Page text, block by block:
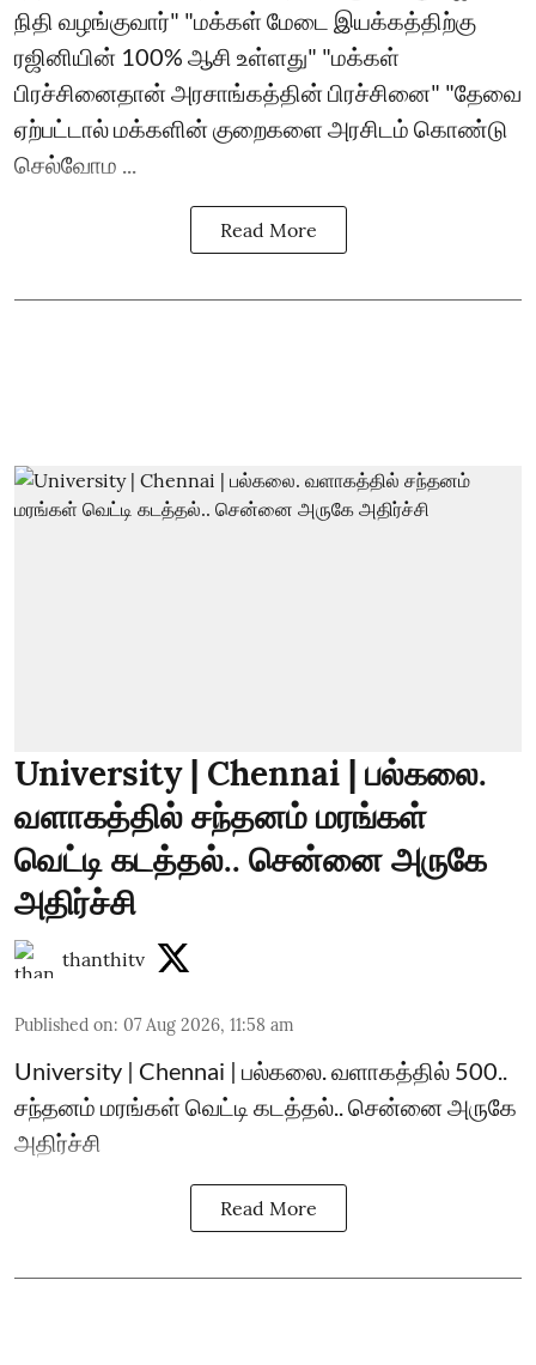
நிதி வழங்குவார்" "மக்கள் மேடை இயக்கத்திற்கு
ரஜினியின் 100% ஆசி உள்ளது" "மக்கள்
பிரச்சினைதான் அரசாங்கத்தின் பிரச்சினை" "தேவை
ஏற்பட்டால் மக்களின் குறைகளை அரசிடம் கொண்டு
செல்வோம ...
Read More
University | Chennai | பல்கலை.
வளாகத்தில் சந்தனம் மரங்கள்
வெட்டி கடத்தல்.. சென்னை அருகே
அதிர்ச்சி
thanthitv
Published on: 07 Aug 2026, 11:58 am
University | Chennai | பல்கலை. வளாகத்தில் 500..
சந்தனம் மரங்கள் வெட்டி கடத்தல்.. சென்னை அருகே
அதிர்ச்சி
Read More